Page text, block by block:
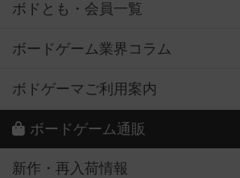
ボドとも・会員一覧
ボードゲーム業界コラム
ボドゲーマご利用案内
ボードゲーム通販
新作・再入荷情報